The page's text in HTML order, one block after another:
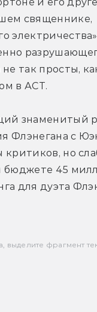
священнике,
так просты,
в АСТ.
знаменитый
Флэнегана c
но
45
для дуэта
выделите фрагмент